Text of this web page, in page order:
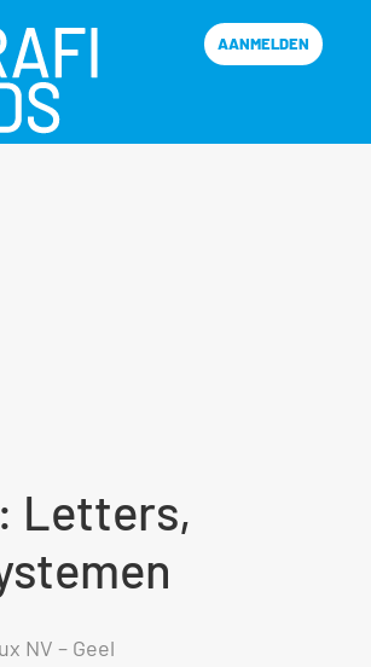
AANMELDEN
Letters,
NV – Geel